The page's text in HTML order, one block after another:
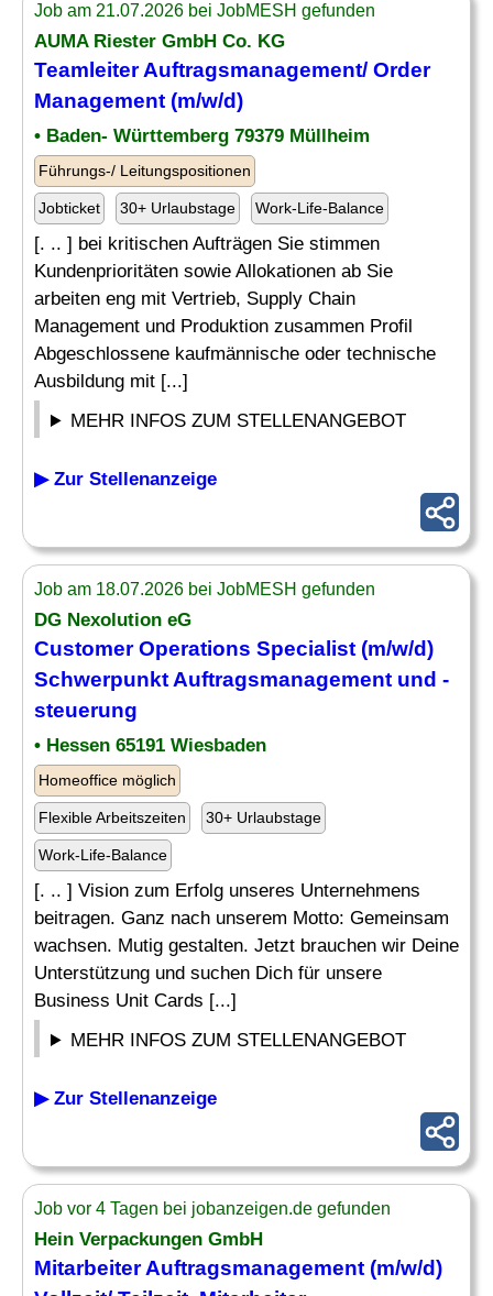
Job am 21.07.2026 bei JobMESH gefunden
AUMA Riester GmbH Co. KG
TeamleiterAuftragsmanagement/ Order
Management (m/w/d)
• Baden- Württemberg 79379 Müllheim
Führungs-/ Leitungspositionen
Jobticket 30+ Urlaubstage Work-Life-Balance
[. .. ] bei kritischen Aufträgen Sie stimmen
Kundenprioritäten sowie Allokationen ab Sie
arbeiten eng mit Vertrieb, Supply Chain
Management und Produktion zusammen Profil
Abgeschlossene kaufmännische oder technische
Ausbildung mit [...]
MEHR INFOS ZUM STELLENANGEBOT
▶ Zur Stellenanzeige
Job am 18.07.2026 bei JobMESH gefunden
DG Nexolution eG
Customer Operations Specialist (m/w/d)
Schwerpunkt Auftragsmanagement und -
steuerung
• Hessen 65191 Wiesbaden
Homeoffice möglich
Flexible Arbeitszeiten 30+ Urlaubstage
Work-Life-Balance
[. .. ] Vision zum Erfolg unseres Unternehmens
beitragen. Ganz nach unserem Motto: Gemeinsam
wachsen. Mutig gestalten. Jetzt brauchen wir Deine
Unterstützung und suchen Dich für unsere
Business Unit Cards [...]
MEHR INFOS ZUM STELLENANGEBOT
▶ Zur Stellenanzeige
Job vor 4 Tagen bei jobanzeigen.de gefunden
Hein Verpackungen GmbH
MitarbeiterAuftragsmanagement (m/w/d)